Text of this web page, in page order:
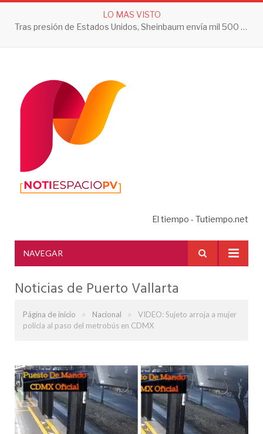
LO MAS VISTO
Tras presión de Estados Unidos, Sheinbaum envía mil 500 soldados a Michoacán
El tiempo - Tutiempo.net
NAVEGAR
Noticias de Puerto Vallarta
Página de inicio » Nacional »
VIDEO: Sujeto arroja a mujer
policía al paso del metrobús en CDMX